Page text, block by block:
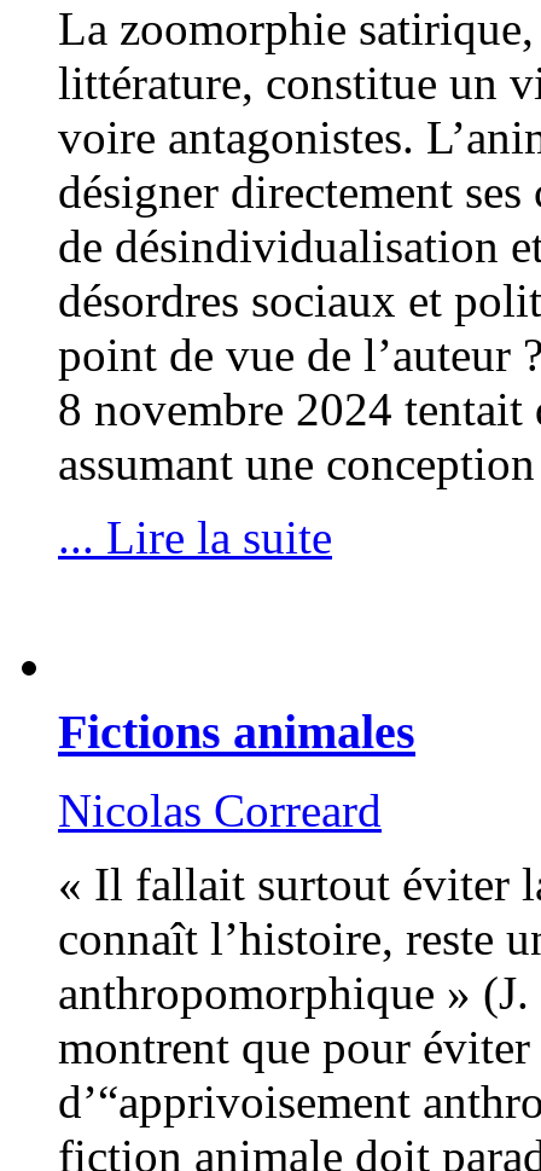
La zoomorphie
littérature, constitue un
voire antagonistes.
désigner directement
de désindividualisation
désordres sociaux et
point de vue de l’auteur
8 novembre 2024 tentait
assumant une
... Lire la suite
Fictions animales
Nicolas Correard
« Il fallait surtout éviter
connaît l’histoire, reste
anthropomorphique »
montrent que pour éviter
d’“apprivoisement
fiction animale doit